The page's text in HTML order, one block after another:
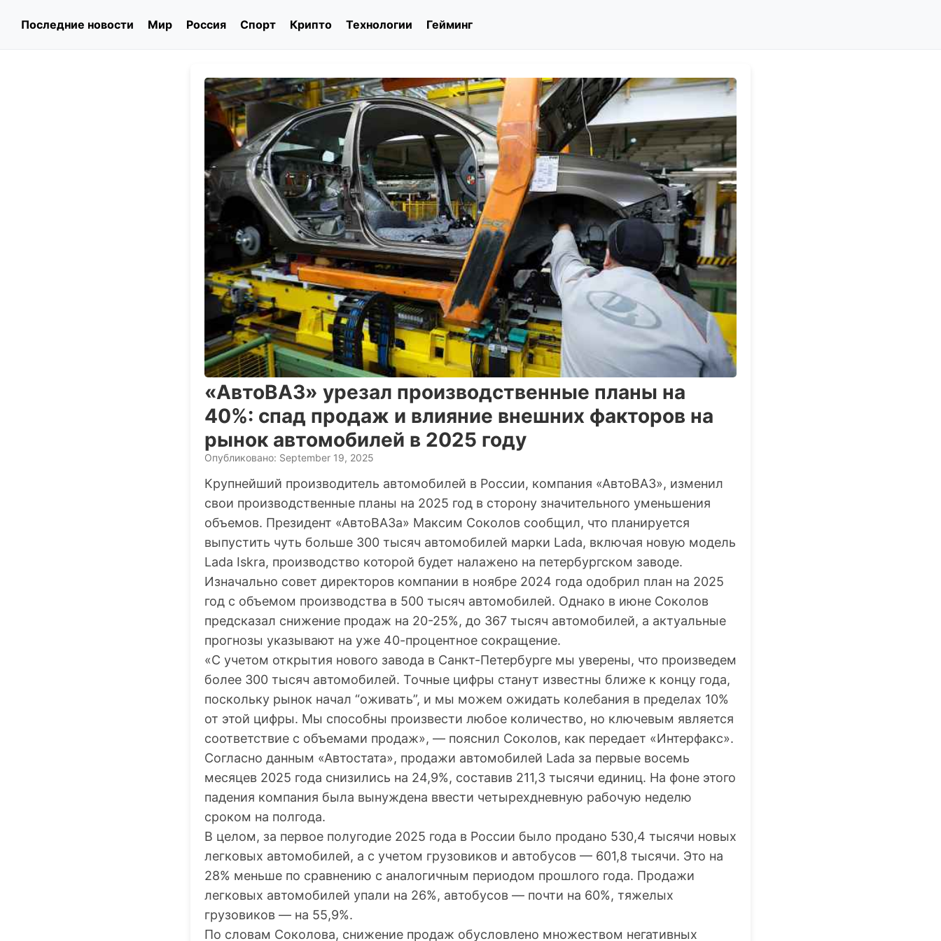
Последние новости Мир Россия Спорт Крипто Технологии Гейминг
«АвтоВАЗ» урезал производственные планы на
40%: спад продаж и влияние внешних факторов на
рынок автомобилей в 2025 году
Опубликовано: September 19, 2025
Крупнейший производитель автомобилей в России, компания «АвтоВАЗ», изменил
свои производственные планы на 2025 год в сторону значительного уменьшения
объемов. Президент «АвтоВАЗа» Максим Соколов сообщил, что планируется
выпустить чуть больше 300 тысяч автомобилей марки Lada, включая новую модель
Lada Iskra, производство которой будет налажено на петербургском заводе.
Изначально совет директоров компании в ноябре 2024 года одобрил план на 2025
год с объемом производства в 500 тысяч автомобилей. Однако в июне Соколов
предсказал снижение продаж на 20-25%, до 367 тысяч автомобилей, а актуальные
прогнозы указывают на уже 40-процентное сокращение.
«С учетом открытия нового завода в Санкт-Петербурге мы уверены, что произведем
более 300 тысяч автомобилей. Точные цифры станут известны ближе к концу года,
поскольку рынок начал “оживать”, и мы можем ожидать колебания в пределах 10%
от этой цифры. Мы способны произвести любое количество, но ключевым является
соответствие с объемами продаж», — пояснил Соколов, как передает «Интерфакс».
Согласно данным «Автостата», продажи автомобилей Lada за первые восемь
месяцев 2025 года снизились на 24,9%, составив 211,3 тысячи единиц. На фоне этого
падения компания была вынуждена ввести четырехдневную рабочую неделю
сроком на полгода.
В целом, за первое полугодие 2025 года в России было продано 530,4 тысячи новых
легковых автомобилей, а с учетом грузовиков и автобусов — 601,8 тысячи. Это на
28% меньше по сравнению с аналогичным периодом прошлого года. Продажи
легковых автомобилей упали на 26%, автобусов — почти на 60%, тяжелых
грузовиков — на 55,9%.
По словам Соколова, снижение продаж обусловлено множеством негативных